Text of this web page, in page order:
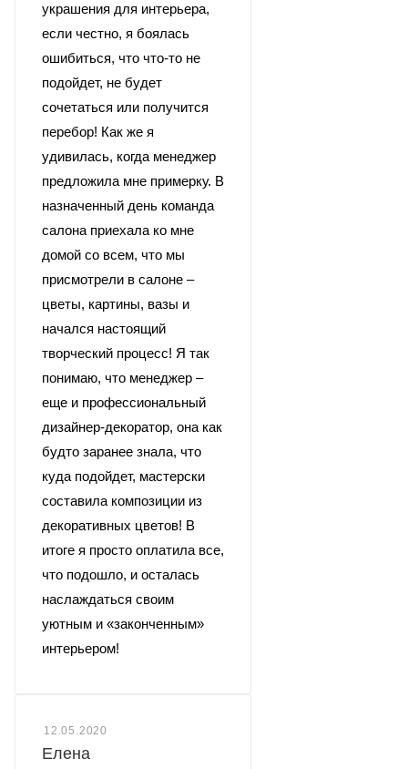
украшения для интерьера,
если честно, я боялась
ошибиться, что что-то не
подойдет, не будет
сочетаться или получится
перебор! Как же я
удивилась, когда менеджер
предложила мне примерку. В
назначенный день команда
салона приехала ко мне
домой со всем, что мы
присмотрели в салоне –
цветы, картины, вазы и
начался настоящий
творческий процесс! Я так
понимаю, что менеджер –
еще и профессиональный
дизайнер-декоратор, она как
будто заранее знала, что
куда подойдет, мастерски
составила композиции из
декоративных цветов! В
итоге я просто оплатила все,
что подошло, и осталась
наслаждаться своим
уютным и «законченным»
интерьером!
12.05.2020
Елена